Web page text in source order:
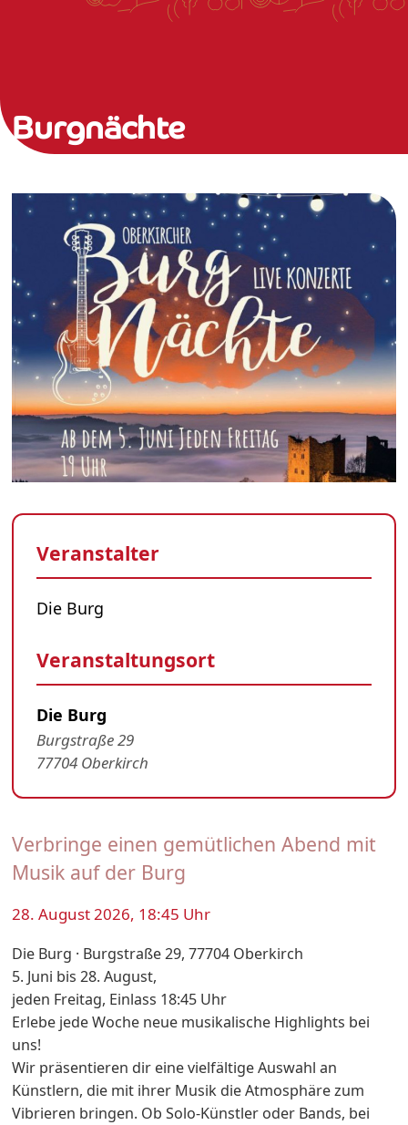
Burgnächte
Verbringe einen gemütlichen Abend mit
Musik auf der Burg
28. August 2026, 18:45 Uhr
Die Burg · Burgstraße 29, 77704 Oberkirch
5. Juni bis 28. August,
jeden Freitag, Einlass 18:45 Uhr
Erlebe jede Woche neue musikalische Highlights bei
uns!
Wir präsentieren dir eine vielfältige Auswahl an
Künstlern, die mit ihrer Musik die Atmosphäre zum
Vibrieren bringen. Ob Solo-Künstler oder Bands, bei
Veranstalter
Die Burg
Veranstaltungsort
Die Burg
Burgstraße 29
77704 Oberkirch